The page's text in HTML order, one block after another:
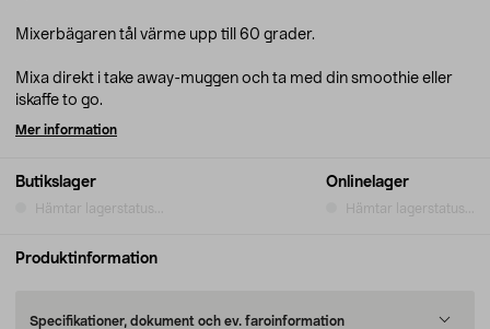
Butikslager
Hämtar lagerstatus...
Onlinelager
Hämtar lagerstatus...
Mixerbägaren tål värme upp till 60 grader.
Mixa direkt i take away-muggen och ta med din smoothie eller
iskaffe to go.
Mer information
Produktinformation
Specifikationer, dokument och ev. faroinformation